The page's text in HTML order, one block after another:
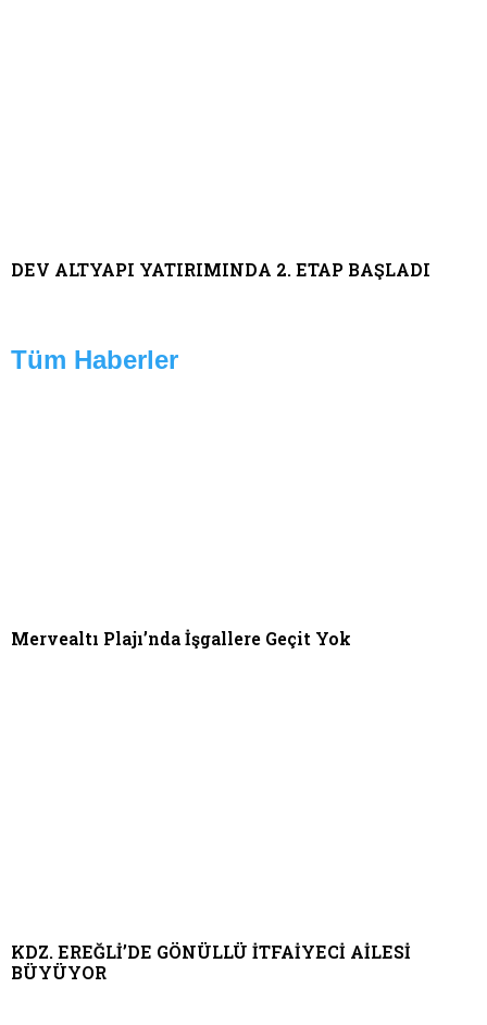
DEV ALTYAPI YATIRIMINDA 2. ETAP BAŞLADI
Tüm Haberler
Mervealtı Plajı’nda İşgallere Geçit Yok
KDZ. EREĞLİ’DE GÖNÜLLÜ İTFAİYECİ AİLESİ
BÜYÜYOR